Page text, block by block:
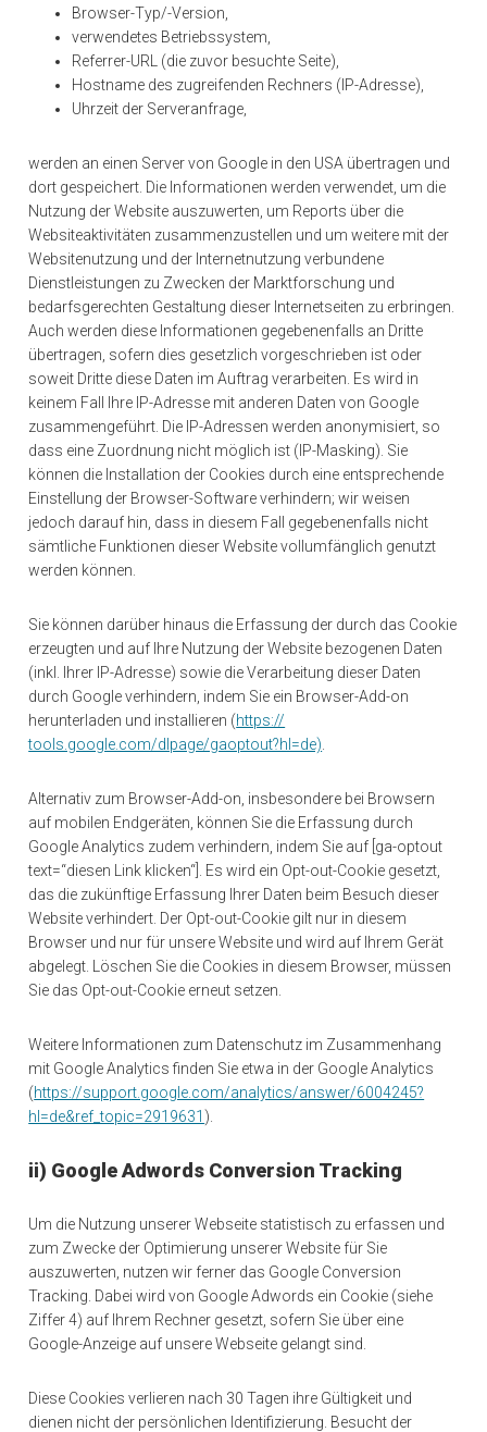
Browser-Typ/-Version,
verwendetes Betriebssystem,
Referrer-URL (die zuvor besuchte Seite),
Hostname des zugreifenden Rechners (IP-Adresse),
Uhrzeit der Serveranfrage,
werden an einen Server von Google in den USA übertragen und
dort gespeichert. Die Informationen werden verwendet, um die
Nutzung der Website auszuwerten, um Reports über die
Websiteaktivitäten zusammenzustellen und um weitere mit der
Websitenutzung und der Internetnutzung verbundene
Dienstleistungen zu Zwecken der Marktforschung und
bedarfsgerechten Gestaltung dieser Internetseiten zu erbringen.
Auch werden diese Informationen gegebenenfalls an Dritte
übertragen, sofern dies gesetzlich vorgeschrieben ist oder
soweit Dritte diese Daten im Auftrag verarbeiten. Es wird in
keinem Fall Ihre IP-Adresse mit anderen Daten von Google
zusammengeführt. Die IP-Adressen werden anonymisiert, so
dass eine Zuordnung nicht möglich ist (IP-Masking). Sie
können die Installation der Cookies durch eine entsprechende
Einstellung der Browser-Software verhindern; wir weisen
jedoch darauf hin, dass in diesem Fall gegebenenfalls nicht
sämtliche Funktionen dieser Website vollumfänglich genutzt
werden können.
Sie können darüber hinaus die Erfassung der durch das Cookie
erzeugten und auf Ihre Nutzung der Website bezogenen Daten
(inkl. Ihrer IP-Adresse) sowie die Verarbeitung dieser Daten
durch Google verhindern, indem Sie ein Browser-Add-on
herunterladen und installieren (https://
tools.google.com/dlpage/gaoptout?hl=de)
Alternativ zum Browser-Add-on, insbesondere bei Browsern
auf mobilen Endgeräten, können Sie die Erfassung durch
Google Analytics zudem verhindern, indem Sie auf [ga-optout
text=“diesen Link klicken“]. Es wird ein Opt-out-Cookie gesetzt,
das die zukünftige Erfassung Ihrer Daten beim Besuch dieser
Website verhindert. Der Opt-out-Cookie gilt nur in diesem
Browser und nur für unsere Website und wird auf Ihrem Gerät
abgelegt. Löschen Sie die Cookies in diesem Browser, müssen
Sie das Opt-out-Cookie erneut setzen.
Weitere Informationen zum Datenschutz im Zusammenhang
mit Google Analytics finden Sie etwa in der Google Analytics
(https://support.google.com/analytics/answer/6004245?
hl=de&ref_topic=2919631 ).
ii) Google Adwords Conversion Tracking
Um die Nutzung unserer Webseite statistisch zu erfassen und
zum Zwecke der Optimierung unserer Website für Sie
auszuwerten, nutzen wir ferner das Google Conversion
Tracking. Dabei wird von Google Adwords ein Cookie (siehe
Ziffer 4) auf Ihrem Rechner gesetzt, sofern Sie über eine
Google-Anzeige auf unsere Webseite gelangt sind.
Diese Cookies verlieren nach 30 Tagen ihre Gültigkeit und
dienen nicht der persönlichen Identifizierung. Besucht der